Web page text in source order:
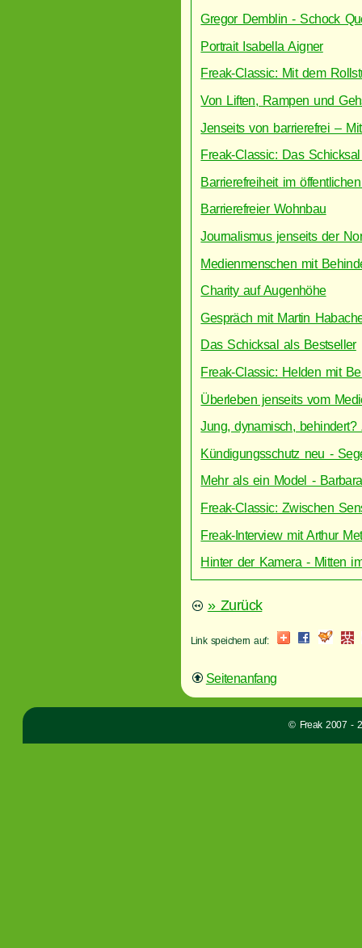
Gregor Demblin - Schock
Portrait Isabella Aigner
Freak-Classic: Mit dem
Von Liften, Rampen und
Jenseits von barrierefrei –
Freak-Classic: Das
Barrierefreiheit im
Barrierefreier Wohnbau
Journalismus jenseits der
Medienmenschen mit
Charity auf Augenhöhe
Gespräch mit Martin
Das Schicksal als Bestseller
Freak-Classic: Helden mit
Überleben jenseits vom
Jung, dynamisch,
Kündigungsschutz neu -
Mehr als ein Model -
Freak-Classic: Zwischen
Freak-Interview mit Arthur
Hinter der Kamera - Mitten
» Zurück
Link speichern auf:
Seitenanfang
© Freak 2007 -